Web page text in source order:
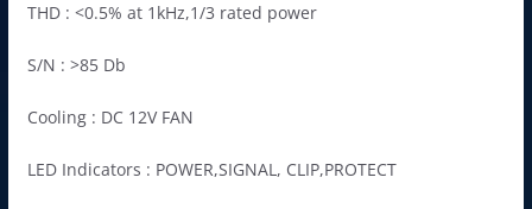
THD : <0.5% at 1kHz,1/3 rated power
S/N : >85 Db
Cooling : DC 12V FAN
LED Indicators : POWER,SIGNAL, CLIP,PROTECT